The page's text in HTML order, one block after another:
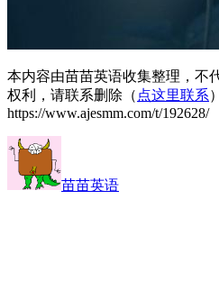
本内容由苗苗英语收集整理，不
权利，请联系删除（ 点这里联系
https://www.ajesmm.com/t/192628/
苗苗英语